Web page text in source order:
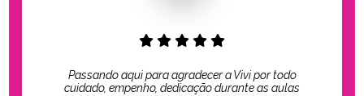
Passando aqui para agradecer a Vivi por todo
cuidado, empenho, dedicação durante as aulas